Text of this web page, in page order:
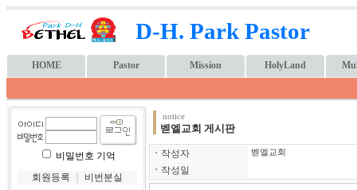
D-H. Park Pastor
HOME Pastor Mission HolyLand
비밀번호 기억
회원등록
비번분실
notice
벧엘교회 게시판
ㆍ 작성자 벧엘교회
ㆍ 작성일